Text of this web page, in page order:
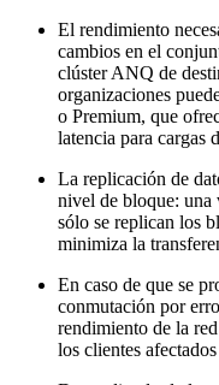
El rendimiento
cambios en el
clúster ANQ de
organizaciones
o Premium, que
latencia para cargas
La replicación de
nivel de bloque: una
sólo se replican los
minimiza la
En caso de que se
conmutación por
rendimiento de la
los clientes